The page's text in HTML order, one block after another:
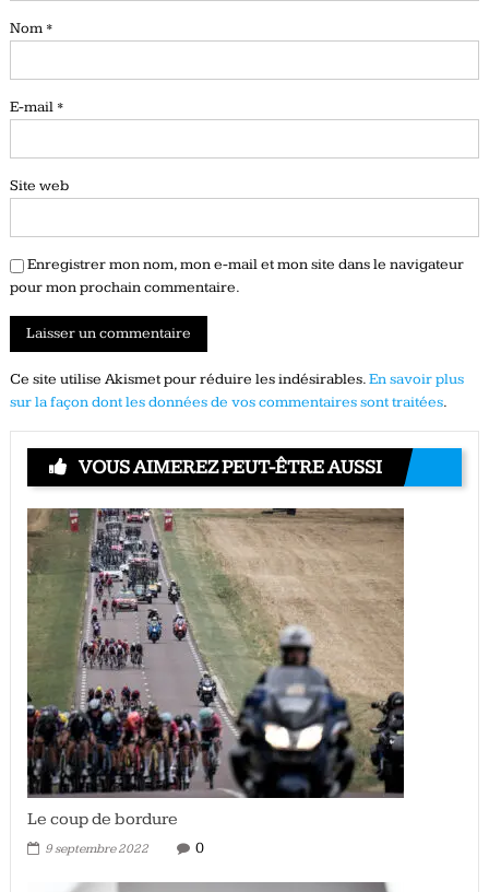
Nom *
E-mail *
Site web
Enregistrer mon nom, mon e-mail et mon site dans le navigateur
pour mon prochain commentaire.
Ce site utilise Akismet pour réduire les indésirables.En savoir plus
sur la façon dont les données de vos commentaires sont traitées.
VOUS AIMEREZ PEUT-ÊTRE AUSSI
Le coup de bordure
9 septembre 2022 0